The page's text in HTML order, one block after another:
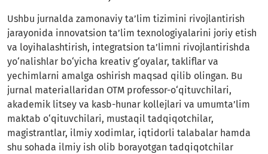
Ushbu jurnalda zamonaviy ta’lim tizimini rivojlantirish
jarayonida innovatsion ta’lim texnologiyalarini joriy etish
va loyihalashtirish, integratsion ta’limni rivojlantirishda
yo‘nalishlar bo‘yicha kreativ g‘oyalar, takliflar va
yechimlarni amalga oshirish maqsad qilib olingan. Bu
jurnal materiallaridan OTM professor-o‘qituvchilari,
akademik litsey va kasb-hunar kollejlari va umumta’lim
maktab o‘qituvchilari, mustaqil tadqiqotchilar,
magistrantlar, ilmiy xodimlar, iqtidorli talabalar hamda
shu sohada ilmiy ish olib borayotgan tadqiqotchilar